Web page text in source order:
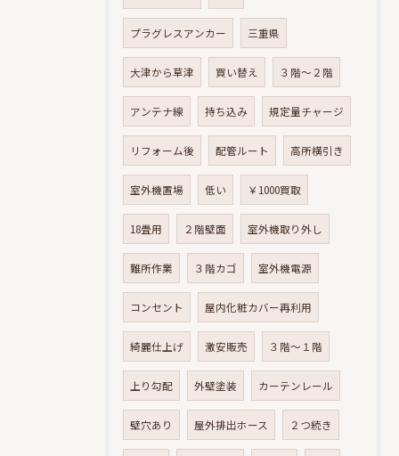
プラグレスアンカー 三重県
大津から草津 買い替え ３階～２階
アンテナ線 持ち込み 規定量チャージ
リフォーム後 配管ルート 高所横引き
室外機置場 低い ￥1000買取
18畳用 ２階壁面 室外機取り外し
難所作業 ３階カゴ 室外機電源
コンセント 屋内化粧カバー再利用
綺麗仕上げ 激安販売 ３階～１階
上り勾配 外壁塗装 カーテンレール
壁穴あり 屋外排出ホース ２つ続き